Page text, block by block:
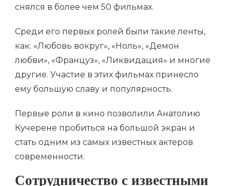
снялся в более чем 50 фильмах.
Среди его первых ролей были такие ленты,
как: «Любовь вокруг», «Ноль», «Демон
любви», «Француз», «Ликвидация» и многие
другие. Участие в этих фильмах принесло
ему большую славу и популярность.
Первые роли в кино позволили Анатолию
Кучерене пробиться на большой экран и
стать одним из самых известных актеров
современности.